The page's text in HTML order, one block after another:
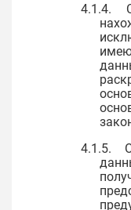
4.1.4.
4.1.5.